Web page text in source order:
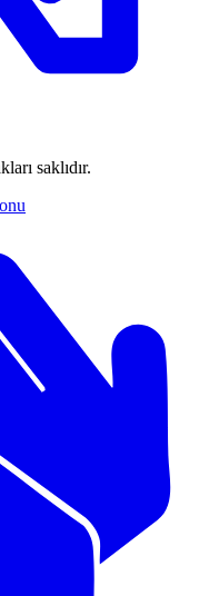
saklıdır.